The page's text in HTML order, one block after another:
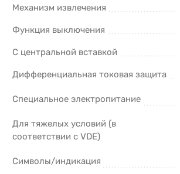
Механизм извлечения
Функция выключения
С центральной вставкой
Дифференциальная токовая защита
Cпециальное электропитание
Для тяжелых условий (в
соответствии с VDE)
Символы/индикация